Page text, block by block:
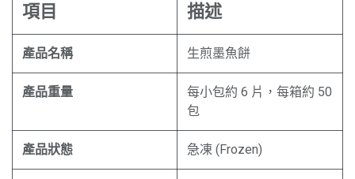
項目 描述
產品名稱 生煎墨魚餅
產品重量
每小包約 6 片，每箱約 50
包
產品狀態 急凍 (Frozen)